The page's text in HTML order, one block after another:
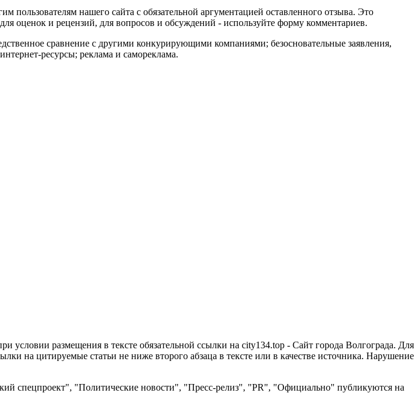
нашего сайта с обязательной аргументацией оставленного отзыва. Это
оценок и рецензий, для вопросов и обсуждений - используйте форму комментариев.
сравнение с другими конкурирующими компаниями; безосновательные заявления,
ресурсы; реклама и самореклама.
условии размещения в тексте обязательной ссылки на city134.top - Сайт города Волгограда. Для
на цитируемые статьи не ниже второго абзаца в тексте или в качестве источника. Нарушение
спецпроект", "Политические новости", "Пресс-релиз", "PR", "Официально" публикуются на